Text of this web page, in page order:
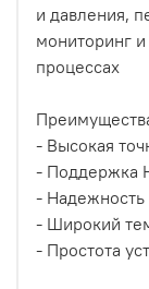
и давления,
мониторинг
процессах
- Высокая
- Поддержка
- Надежность
- Широкий
- Простота